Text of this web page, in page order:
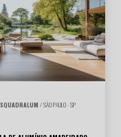
/ SÃO PAULO - SP